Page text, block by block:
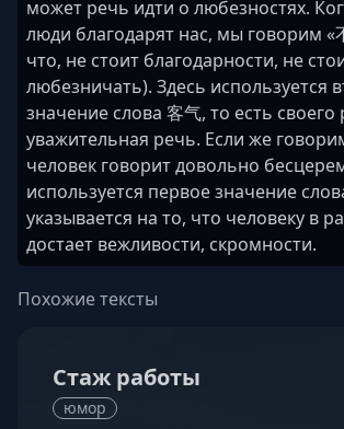
может речь идти о любезностях.
люди благодарят нас, мы говорим «
что, не стоит благодарности, не
любезничать). Здесь используется
значение слова 客气, то есть своего
уважительная речь. Если же
человек говорит довольно
используется первое значение
указывается на то, что человеку в
достает вежливости, скромности.
Похожие тексты
Стаж работы
юмор